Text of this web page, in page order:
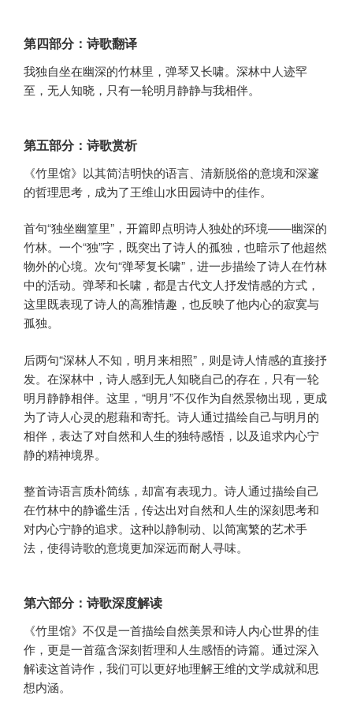
第四部分：诗歌翻译
我独自坐在幽深的竹林里，弹琴又长啸。深林中人迹罕
至，无人知晓，只有一轮明月静静与我相伴。
第五部分：诗歌赏析
《竹里馆》以其简洁明快的语言、清新脱俗的意境和深邃
的哲理思考，成为了王维山水田园诗中的佳作。
首句“独坐幽篁里”，开篇即点明诗人独处的环境——幽深的
竹林。一个“独”字，既突出了诗人的孤独，也暗示了他超然
物外的心境。次句“弹琴复长啸”，进一步描绘了诗人在竹林
中的活动。弹琴和长啸，都是古代文人抒发情感的方式，
这里既表现了诗人的高雅情趣，也反映了他内心的寂寞与
孤独。
后两句“深林人不知，明月来相照”，则是诗人情感的直接抒
发。在深林中，诗人感到无人知晓自己的存在，只有一轮
明月静静相伴。这里，“明月”不仅作为自然景物出现，更成
为了诗人心灵的慰藉和寄托。诗人通过描绘自己与明月的
相伴，表达了对自然和人生的独特感悟，以及追求内心宁
静的精神境界。
整首诗语言质朴简练，却富有表现力。诗人通过描绘自己
在竹林中的静谧生活，传达出对自然和人生的深刻思考和
对内心宁静的追求。这种以静制动、以简寓繁的艺术手
法，使得诗歌的意境更加深远而耐人寻味。
第六部分：诗歌深度解读
《竹里馆》不仅是一首描绘自然美景和诗人内心世界的佳
作，更是一首蕴含深刻哲理和人生感悟的诗篇。通过深入
解读这首诗作，我们可以更好地理解王维的文学成就和思
想内涵。